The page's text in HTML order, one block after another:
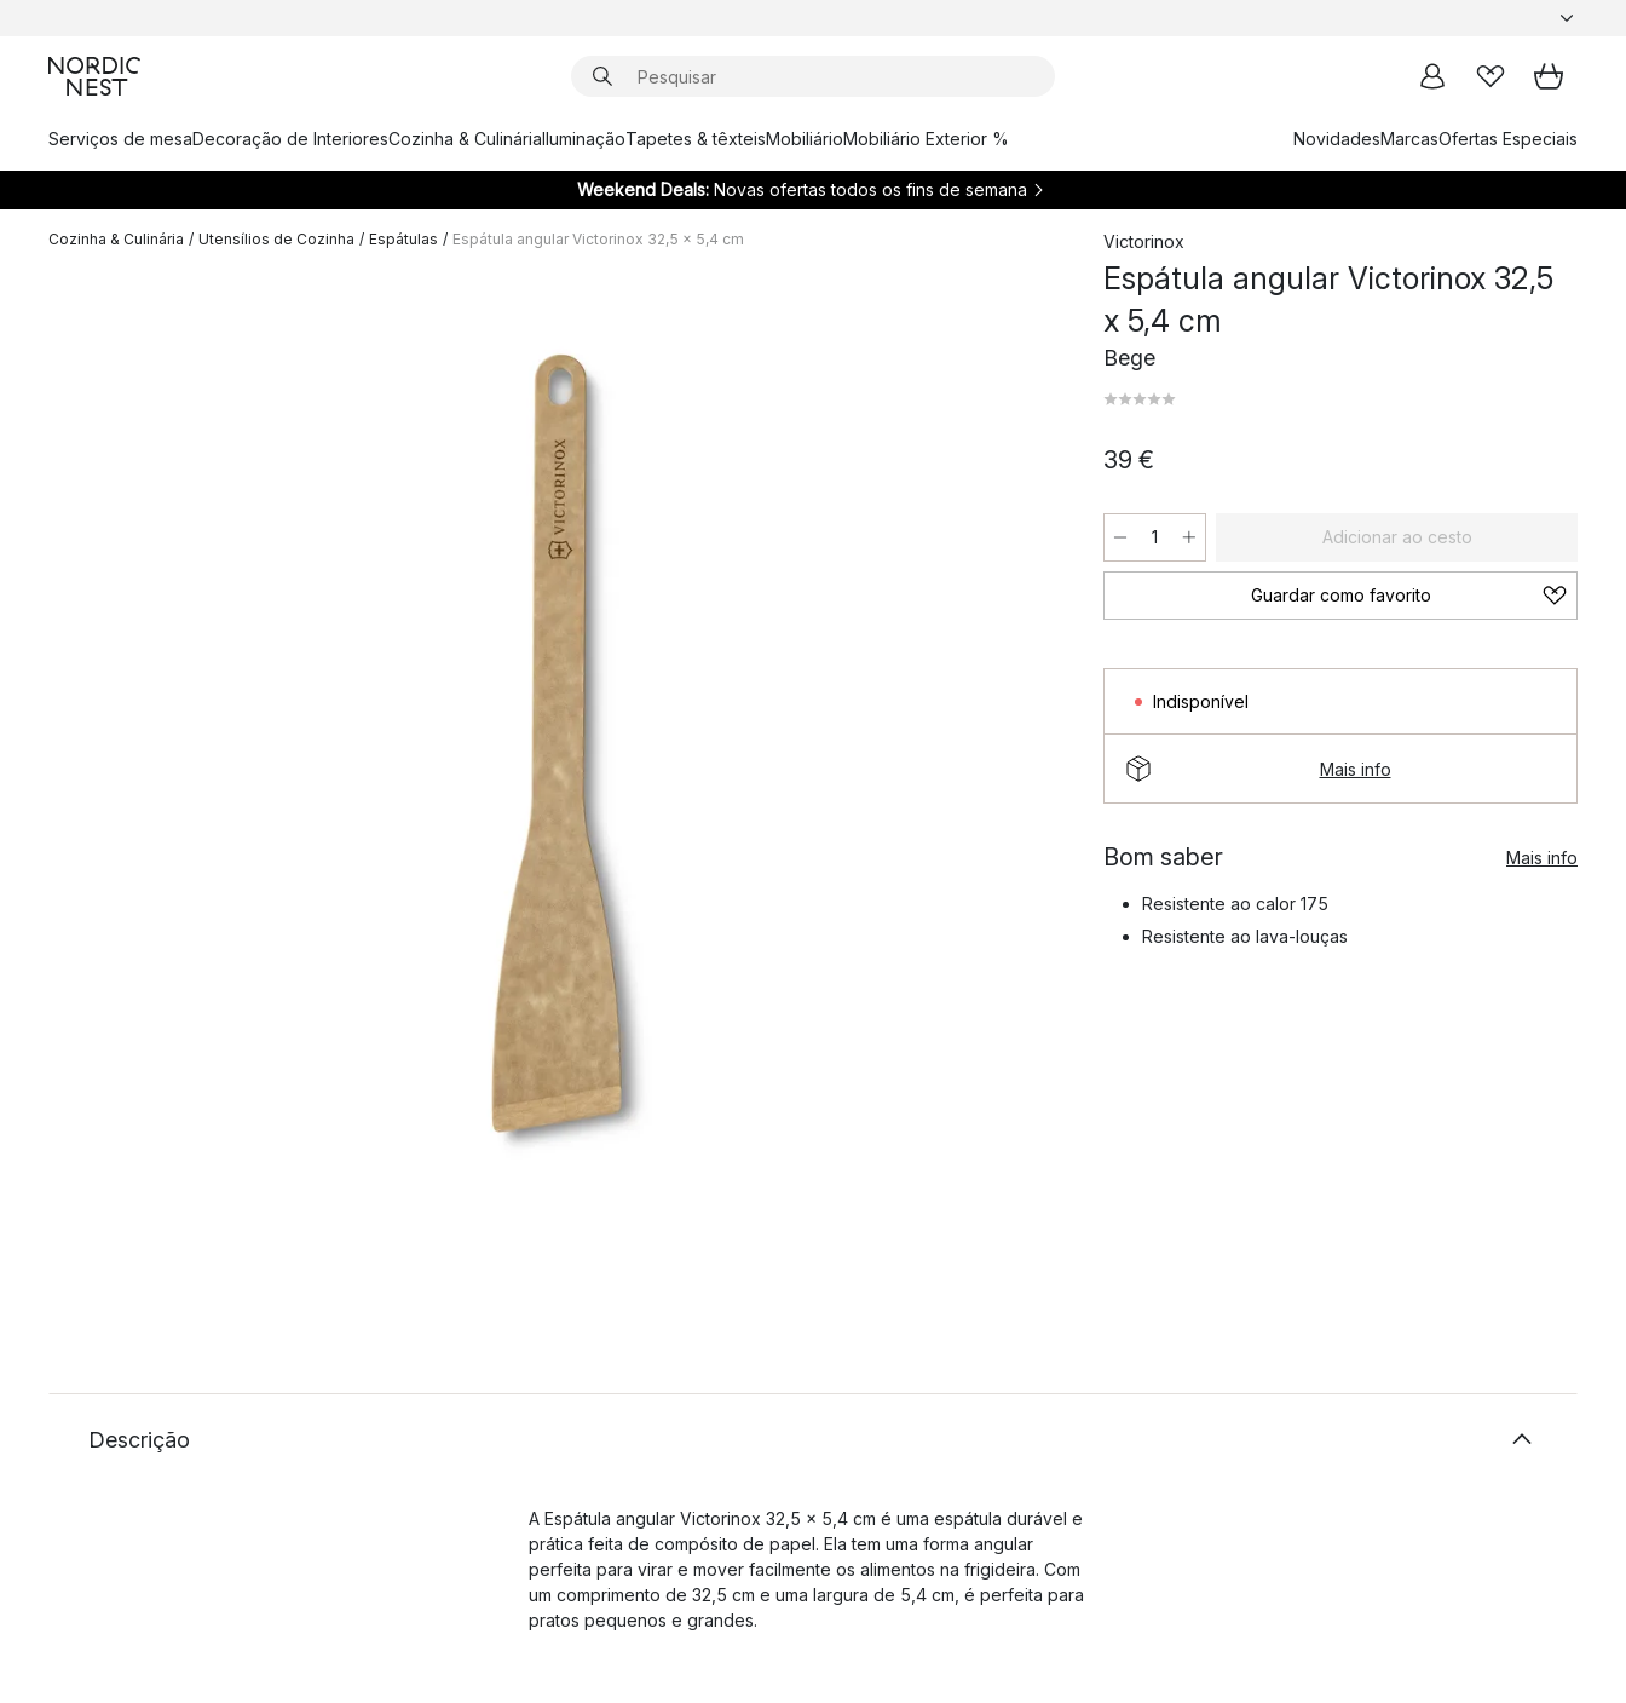
Serviços de mesaDecoração de InterioresCozinha & CulináriaIluminaçãoTapetes & têxteisMobiliárioMobiliário Exterior % NovidadesMarcasOfertas Especiais
Weekend Deals: Novas ofertas todos os fins de semana
Cozinha & Culinária / Utensílios de Cozinha / Espátulas / Espátula angular Victorinox 32,5 x 5,4 cm Victorinox
Espátula angular Victorinox 32,5
x 5,4 cm
Bege
39 €
Adicionar ao cesto
Guardar como favorito
Indisponível
Mais info
Bom saber Mais info
Resistente ao calor 175
Resistente ao lava-louças
Descrição
A Espátula angular Victorinox 32,5 x 5,4 cm é uma espátula durável e
prática feita de compósito de papel. Ela tem uma forma angular
perfeita para virar e mover facilmente os alimentos na frigideira. Com
um comprimento de 32,5 cm e uma largura de 5,4 cm, é perfeita para
pratos pequenos e grandes.